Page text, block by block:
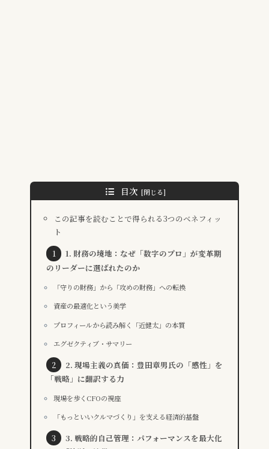
目次
この記事を読むことで得られる3つのベネフィッ
ト
1. 財務の境地：なぜ「数字のプロ」が変革期
のリーダーに選ばれたのか
「守りの財務」から「攻めの財務」への転換
資産の最適化という美学
プロフィールから読み解く「近健太」の本質
エグゼクティブ・サマリー
2. 現場主義の真価：豊田章男氏の「感性」を
「戦略」に翻訳する力
現場を歩くCFOの視座
「もっといいクルマづくり」を支える経済的基盤
3. 戦略的自己管理：パフォーマンスを最大化